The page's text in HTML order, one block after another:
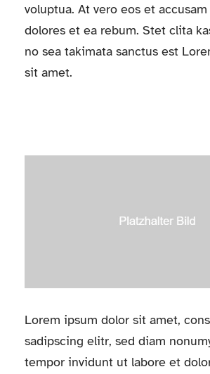
voluptua. At vero eos et
dolores et ea rebum. Stet clita
no sea takimata sanctus est
sit amet.
Lorem ipsum dolor sit amet,
sadipscing elitr, sed diam
tempor invidunt ut labore et